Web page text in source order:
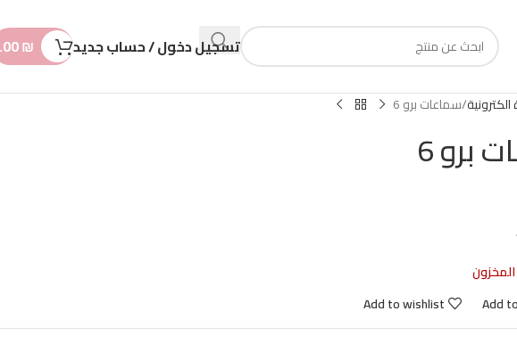
تسجيل دخول / حساب جديد ₪
سماعات برو 6
برو 6
Add
Add to wishlist